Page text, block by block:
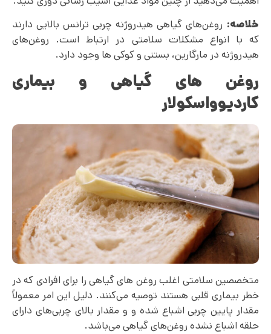
خلاصه: روغن‌های گیاهی هیدروژنه چربی ترانس بالایی دارند
که با انواع مشکلات سلامتی در ارتباط است. روغن‌‌های
هیدروژنه در مارگارین، بستنی و کوکی ها وجود دارد.
روغن های گیاهی و بیماری
کاردیوواسکولار
متخصصین سلامتی اغلب روغن های گیاهی را برای افرادی که در
خطر بیماری قلبی هستند توصیه می‌کنند. دلیل این امر معمولاً
مقدار پایین چربی اشباع شده و و مقدار بالای چربی‌های دارای
حلقه اشباع نشده روغن‌های گیاهی می‌باشد.